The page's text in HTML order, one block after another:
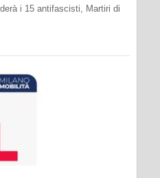
i 15 antifascisti, Martiri di